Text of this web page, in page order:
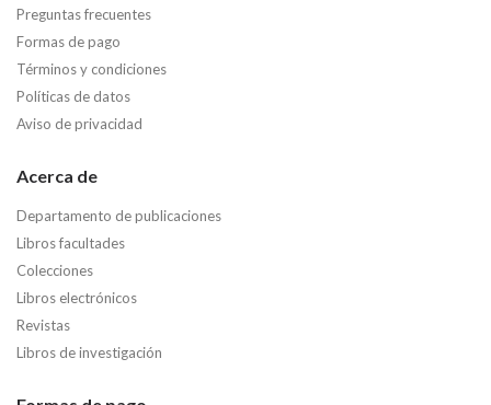
Preguntas frecuentes
Formas de pago
Términos y condiciones
Políticas de datos
Aviso de privacidad
Acerca de
Departamento de publicaciones
Libros facultades
Colecciones
Libros electrónicos
Revistas
Libros de investigación